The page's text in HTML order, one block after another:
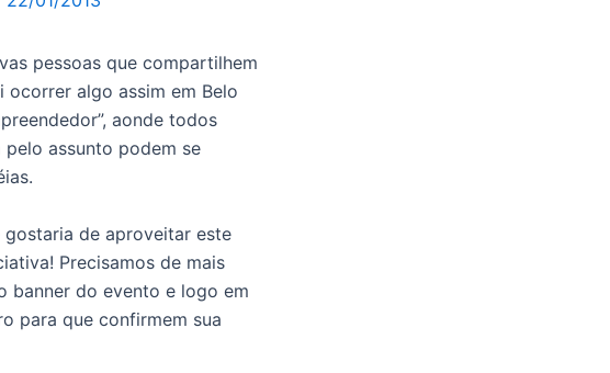
pessoas que compartilhem
ocorrer algo assim em Belo
aonde todos
assunto podem se
de aproveitar este
Precisamos de mais
banner do evento e logo em
para que confirmem sua